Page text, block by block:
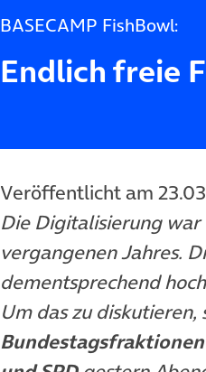
BASECAMP FishBowl:
Endlich freie
Veröffentlicht am
Die Digitalisierung
vergangenen Jahres.
dementsprechend
Um das zu
Bundestagsfraktionen